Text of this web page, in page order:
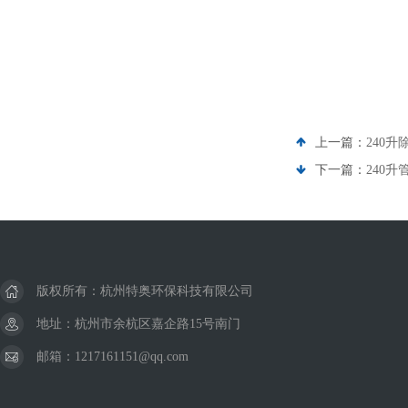
上一篇： 240升
下一篇： 240升
版权所有：杭州特奥环保科技有限公司
地址：杭州市余杭区嘉企路15号南门
邮箱：1217161151@qq.com